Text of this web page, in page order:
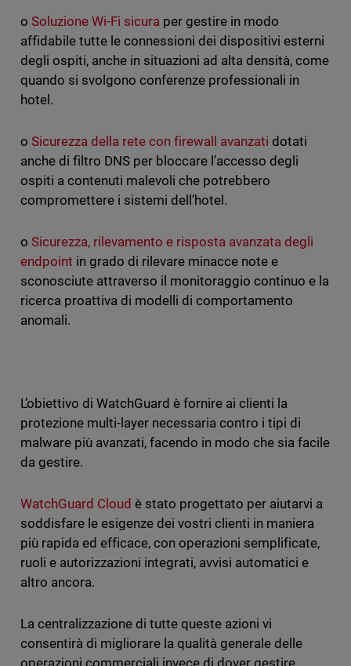
o Soluzione Wi-Fi sicuraper gestire in modo
affidabile tutte le connessioni dei dispositivi esterni
degli ospiti, anche in situazioni ad alta densità, come
quando si svolgono conferenze professionali in
hotel.
o Sicurezza della rete con firewall avanzati dotati
anche di filtro DNS per bloccare l’accesso degli
ospiti a contenuti malevoli che potrebbero
compromettere i sistemi dell’hotel.
o Sicurezza, rilevamento e risposta avanzata degli
endpoint in grado di rilevare minacce note e
sconosciute attraverso il monitoraggio continuo e la
ricerca proattiva di modelli di comportamento
anomali.
L’obiettivo di WatchGuard è fornire ai clienti la
protezione multi-layer necessaria contro i tipi di
malware più avanzati, facendo in modo che sia facile
da gestire.
WatchGuard Cloud è stato progettato per aiutarvi a
soddisfare le esigenze dei vostri clienti in maniera
più rapida ed efficace, con operazioni semplificate,
ruoli e autorizzazioni integrati, avvisi automatici e
altro ancora.
La centralizzazione di tutte queste azioni vi
consentirà di migliorare la qualità generale delle